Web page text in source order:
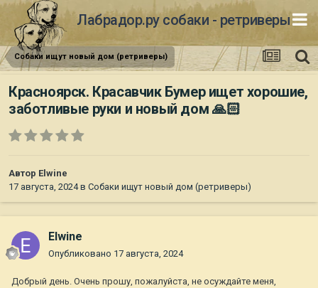
Лабрадор.ру собаки - ретриверы
Собаки ищут новый дом (ретриверы)
Красноярск. Красавчик Бумер ищет хорошие,
заботливые руки и новый дом 🙏🏻
Автор Elwine
17 августа, 2024в Собаки ищут новый дом (ретриверы)
Elwine
Опубликовано 17 августа, 2024
Добрый день. Очень прошу, пожалуйста, не осуждайте меня,